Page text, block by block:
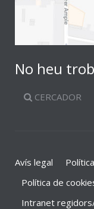
No heu
CERCADOR
Avís legal
Política de
Intranet